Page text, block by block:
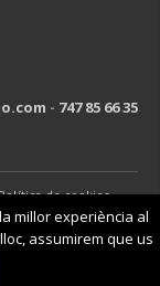
- 747 85 66 35
de cookies-
millor experiència al
assumirem que us